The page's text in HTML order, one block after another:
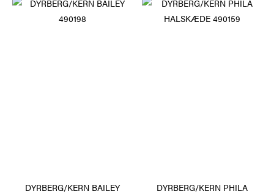
DYRBERG/KERN BAILEY
DYRBERG/KERN PHILA